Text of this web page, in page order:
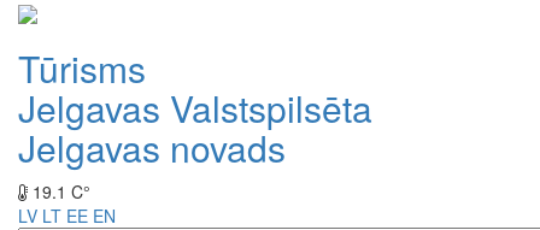
Tūrisms
Jelgavas Valstspilsēta
Jelgavas novads
19.1 C°
LV LT EE EN